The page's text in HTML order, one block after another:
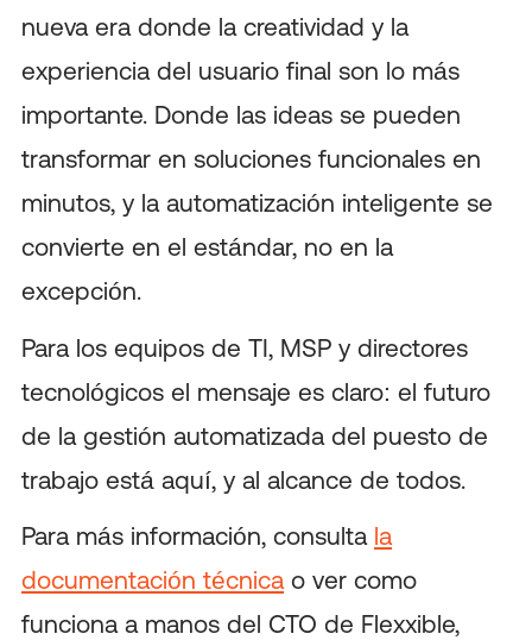
nueva era donde la creatividad y la
experiencia del usuario final son lo más
importante. Donde las ideas se pueden
transformar en soluciones funcionales en
minutos, y la automatización inteligente se
convierte en el estándar, no en la
excepción.
Para los equipos de TI, MSP y directores
tecnológicos el mensaje es claro: el futuro
de la gestión automatizada del puesto de
trabajo está aquí, y al alcance de todos.
Para más información, consulta la
documentación técnica o ver como
funciona a manos del CTO de Flexxible,